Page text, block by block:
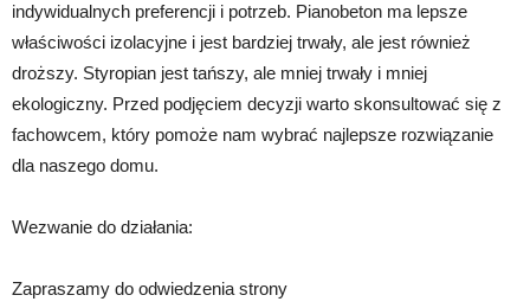
indywidualnych preferencji i potrzeb. Pianobeton ma lepsze
właściwości izolacyjne i jest bardziej trwały, ale jest również
droższy. Styropian jest tańszy, ale mniej trwały i mniej
ekologiczny. Przed podjęciem decyzji warto skonsultować się z
fachowcem, który pomoże nam wybrać najlepsze rozwiązanie
dla naszego domu.
Wezwanie do działania:
Zapraszamy do odwiedzenia strony